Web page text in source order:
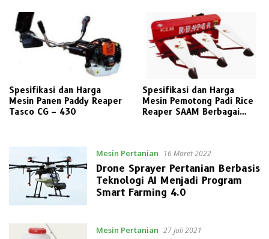
Spesifikasi dan Harga
Mesin Panen Paddy Reaper
Tasco CG – 430
Spesifikasi dan Harga
Mesin Pemotong Padi Rice
Reaper SAAM Berbagai
Mesin Pertanian 16 Maret 2022
Drone Sprayer Pertanian Berbasis
Teknologi AI Menjadi Program
Smart Farming 4.0
Mesin Pertanian 27 Juli 2021